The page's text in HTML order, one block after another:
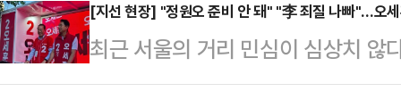
[지선 현장] "정원오 준비 안 돼" "李 죄질 나빠"…오
최근 서울의 거리 민심이 심상치 않
세장이라는 것을 감안하더라도, 이